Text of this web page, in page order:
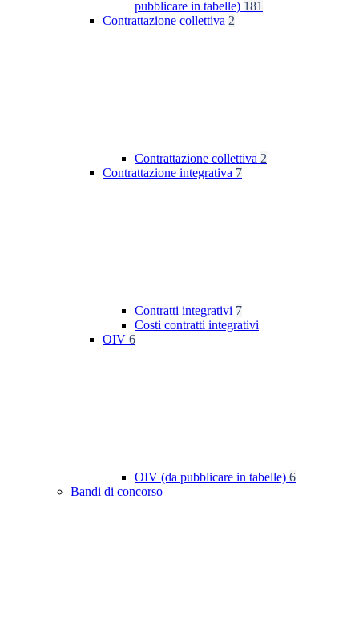
pubblicare in tabelle) 181
Contrattazione collettiva 2
Contrattazione collettiva 2
Contrattazione integrativa 7
Contratti integrativi 7
Costi contratti integrativi
OIV 6
OIV (da pubblicare in tabelle) 6
Bandi di concorso